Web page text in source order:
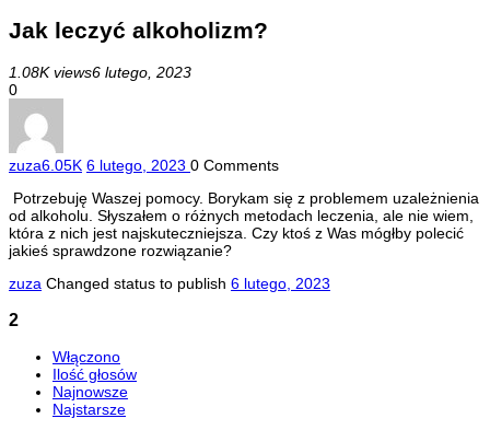
Jak leczyć alkoholizm?
1.08K views6 lutego, 2023
0
zuza6.05K 6 lutego, 2023 0 Comments
Potrzebuję Waszej pomocy. Borykam się z problemem uzależnienia
od alkoholu. Słyszałem o różnych metodach leczenia, ale nie wiem,
która z nich jest najskuteczniejsza. Czy ktoś z Was mógłby polecić
jakieś sprawdzone rozwiązanie?
zuza Changed status to publish 6 lutego, 2023
2
Włączono
Ilość głosów
Najnowsze
Najstarsze